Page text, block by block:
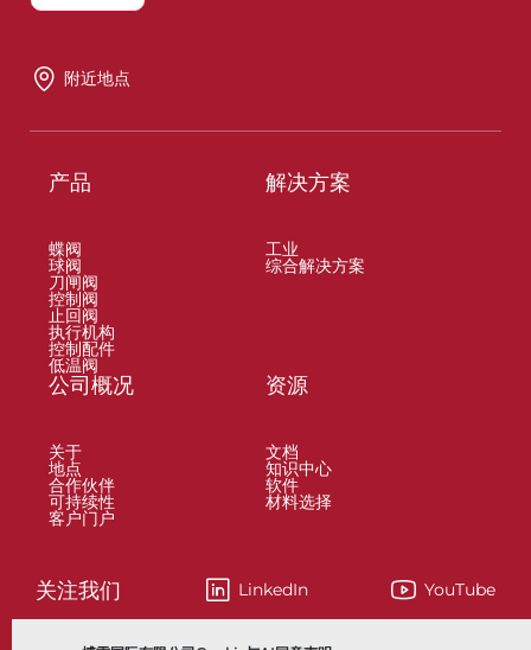
附近地点
产品
蝶阀
球阀
刀闸阀
控制阀
止回阀
执行机构
控制配件
低温阀
解决方案
工业
综合解决方案
公司概况
关于
地点
合作伙伴
可持续性
客户门户
资源
文档
知识中心
软件
材料选择
关注我们 LinkedIn YouTube